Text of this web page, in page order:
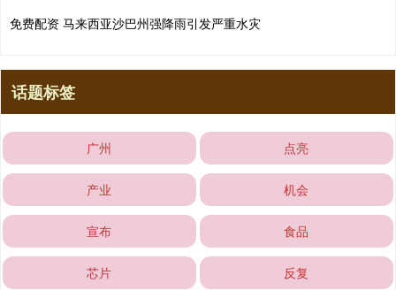
免费配资 马来西亚沙巴州强降雨引发严重水灾
话题标签
广州 点亮
产业 机会
宣布 食品
芯片 反复